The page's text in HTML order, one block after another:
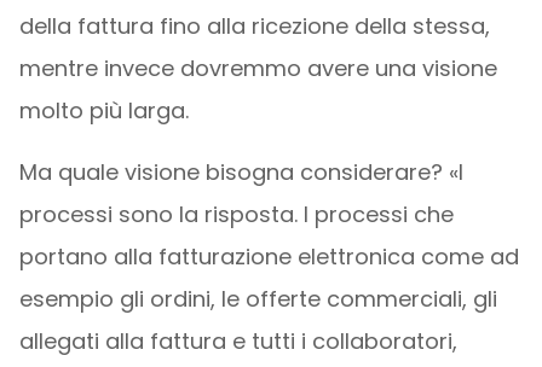
della fattura fino alla ricezione della stessa,
mentre invece dovremmo avere una visione
molto più larga.
Ma quale visione bisogna considerare? «I
processi sono la risposta. I processi che
portano alla fatturazione elettronica come ad
esempio gli ordini, le offerte commerciali, gli
allegati alla fattura e tutti i collaboratori,